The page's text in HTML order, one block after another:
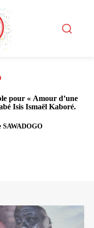
pour « Amour d’une
Isis Ismaël Kaboré.